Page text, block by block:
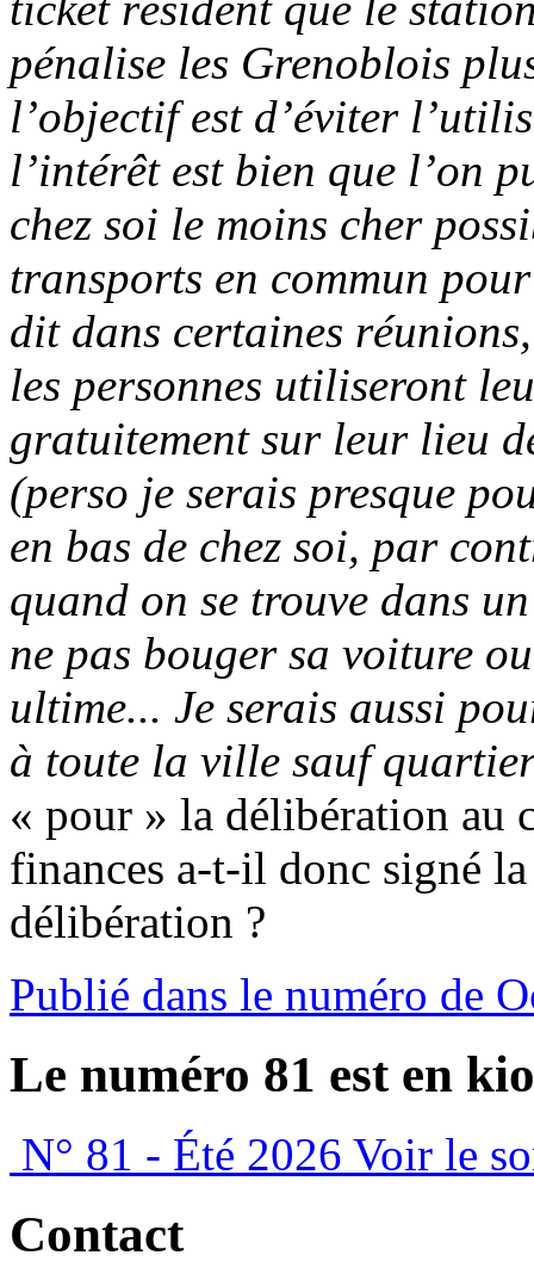
pénalise les Grenoblois
l’objectif est d’éviter
l’intérêt est bien que l’on
chez soi le moins cher
transports en commun
dit dans certaines
les personnes utiliseront
gratuitement sur leur lieu
(perso je serais presque
en bas de chez soi, par
quand on se trouve dans
ne pas bouger sa voiture
ultime... Je serais aussi
à toute la ville sauf
« pour » la délibération au
finances a-t-il donc signé
délibération ?
Publié dans le numéro de
Le numéro 81 est en
N° 81 - Été 2026 Voir le
Contact